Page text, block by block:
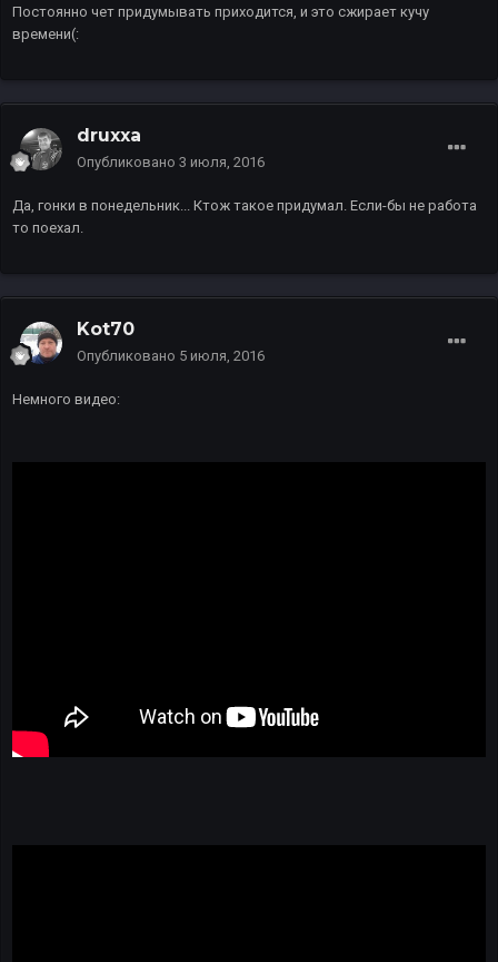
Постоянно чет придумывать приходится, и это сжирает кучу
времени(:
druxxa
Опубликовано 3 июля, 2016
Да, гонки в понедельник... Ктож такое придумал. Если-бы не работа
то поехал.
Kot70
Опубликовано 5 июля, 2016
Немного видео: